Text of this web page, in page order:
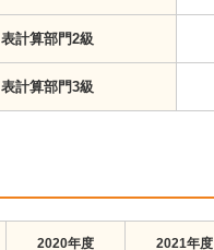
表計算部門2級
表計算部門3級
2020年度
2021年度